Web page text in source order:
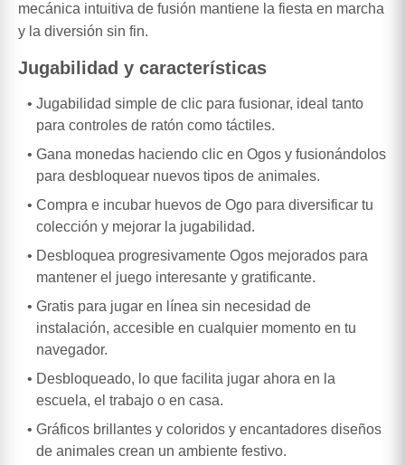
mecánica intuitiva de fusión mantiene la fiesta en marcha
y la diversión sin fin.
Jugabilidad y características
Jugabilidad simple de clic para fusionar, ideal tanto
para controles de ratón como táctiles.
Gana monedas haciendo clic en Ogos y fusionándolos
para desbloquear nuevos tipos de animales.
Compra e incubar huevos de Ogo para diversificar tu
colección y mejorar la jugabilidad.
Desbloquea progresivamente Ogos mejorados para
mantener el juego interesante y gratificante.
Gratis para jugar en línea sin necesidad de
instalación, accesible en cualquier momento en tu
navegador.
Desbloqueado, lo que facilita jugar ahora en la
escuela, el trabajo o en casa.
Gráficos brillantes y coloridos y encantadores diseños
de animales crean un ambiente festivo.